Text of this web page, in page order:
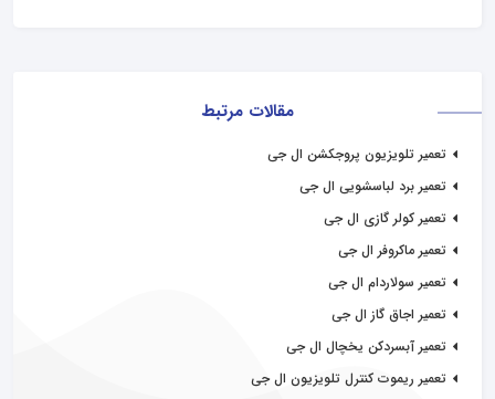
مقالات مرتبط
تعمیر تلویزیون پروجکشن ال جی
تعمیر برد لباسشویی ال جی
تعمیر کولر گازی ال جی
تعمیر ماکروفر ال جی
تعمیر سولاردام ال جی
تعمیر اجاق گاز ال جی
تعمیر آبسردکن یخچال ال جی
تعمیر ریموت کنترل تلویزیون ال جی